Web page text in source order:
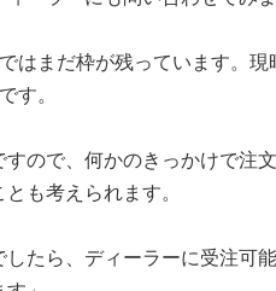
はまだ枠が残っています。
す。
すので、何かのきっかけで注
も考えられます。
したら、ディーラーに受注可